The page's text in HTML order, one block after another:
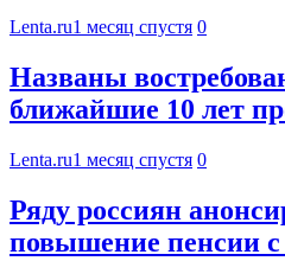
Lenta.ru1 месяц спустя 0
Названы
ближайшие 10 лет
Lenta.ru1 месяц спустя 0
Ряду россиян
повышение пенсии с